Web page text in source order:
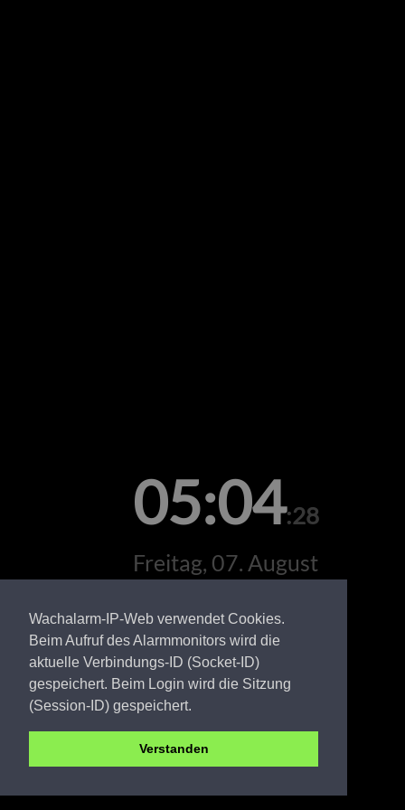
Wachalarm-IP-Web verwendet Cookies.
Beim Aufruf des Alarmmonitors wird die
aktuelle Verbindungs-ID (Socket-ID)
gespeichert. Beim Login wird die Sitzung
(Session-ID) gespeichert.
Verstanden
05:04:28
Freitag, 07. August
LDS FW Mochow